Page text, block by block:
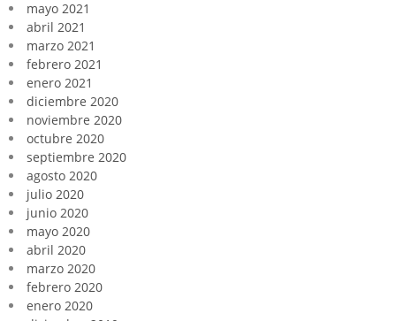
mayo 2021
abril 2021
marzo 2021
febrero 2021
enero 2021
diciembre 2020
noviembre 2020
octubre 2020
septiembre 2020
agosto 2020
julio 2020
junio 2020
mayo 2020
abril 2020
marzo 2020
febrero 2020
enero 2020